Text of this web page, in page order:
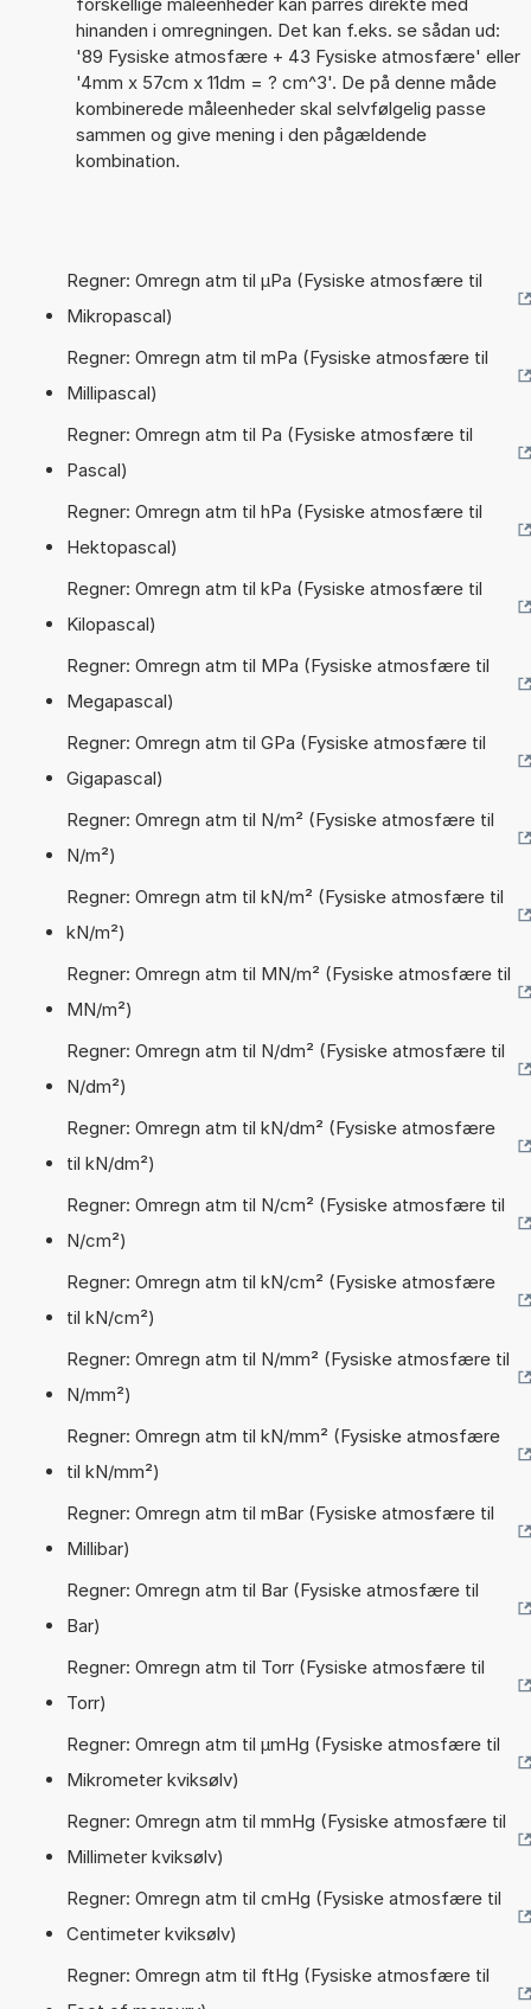
hinanden i omregningen. Det kan f.eks. se sådan ud:
'89 Fysiske atmosfære + 43 Fysiske atmosfære' eller
'4mm x 57cm x 11dm = ? cm^3'. De på denne måde
kombinerede måleenheder skal selvfølgelig passe
sammen og give mening i den pågældende
kombination.
Regner: Omregn atm til µPa (Fysiske atmosfære til
Mikropascal)
Regner: Omregn atm til mPa (Fysiske atmosfære til
Millipascal)
Regner: Omregn atm til Pa (Fysiske atmosfære til
Pascal)
Regner: Omregn atm til hPa (Fysiske atmosfære til
Hektopascal)
Regner: Omregn atm til kPa (Fysiske atmosfære til
Kilopascal)
Regner: Omregn atm til MPa (Fysiske atmosfære til
Megapascal)
Regner: Omregn atm til GPa (Fysiske atmosfære til
Gigapascal)
Regner: Omregn atm til N/m² (Fysiske atmosfære til
N/m²)
Regner: Omregn atm til kN/m² (Fysiske atmosfære til
kN/m²)
Regner: Omregn atm til MN/m² (Fysiske atmosfære til
MN/m²)
Regner: Omregn atm til N/dm² (Fysiske atmosfære til
N/dm²)
Regner: Omregn atm til kN/dm² (Fysiske atmosfære
til kN/dm²)
Regner: Omregn atm til N/cm² (Fysiske atmosfære til
N/cm²)
Regner: Omregn atm til kN/cm² (Fysiske atmosfære
til kN/cm²)
Regner: Omregn atm til N/mm² (Fysiske atmosfære til
N/mm²)
Regner: Omregn atm til kN/mm² (Fysiske atmosfære
til kN/mm²)
Regner: Omregn atm til mBar (Fysiske atmosfære til
Millibar)
Regner: Omregn atm til Bar (Fysiske atmosfære til
Bar)
Regner: Omregn atm til Torr (Fysiske atmosfære til
Torr)
Regner: Omregn atm til µmHg (Fysiske atmosfære til
Mikrometer kviksølv)
Regner: Omregn atm til mmHg (Fysiske atmosfære til
Millimeter kviksølv)
Regner: Omregn atm til cmHg (Fysiske atmosfære til
Centimeter kviksølv)
Regner: Omregn atm til ftHg (Fysiske atmosfære til